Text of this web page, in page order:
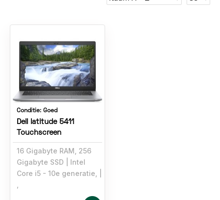
Conditie: Goed
Dell latitude 5411
Touchscreen
16 Gigabyte RAM, 256
Gigabyte SSD
Intel
Core i5 - 10e generatie,